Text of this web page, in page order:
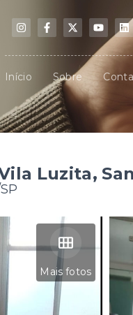
Início Sobre
Luzita,
Mais fotos